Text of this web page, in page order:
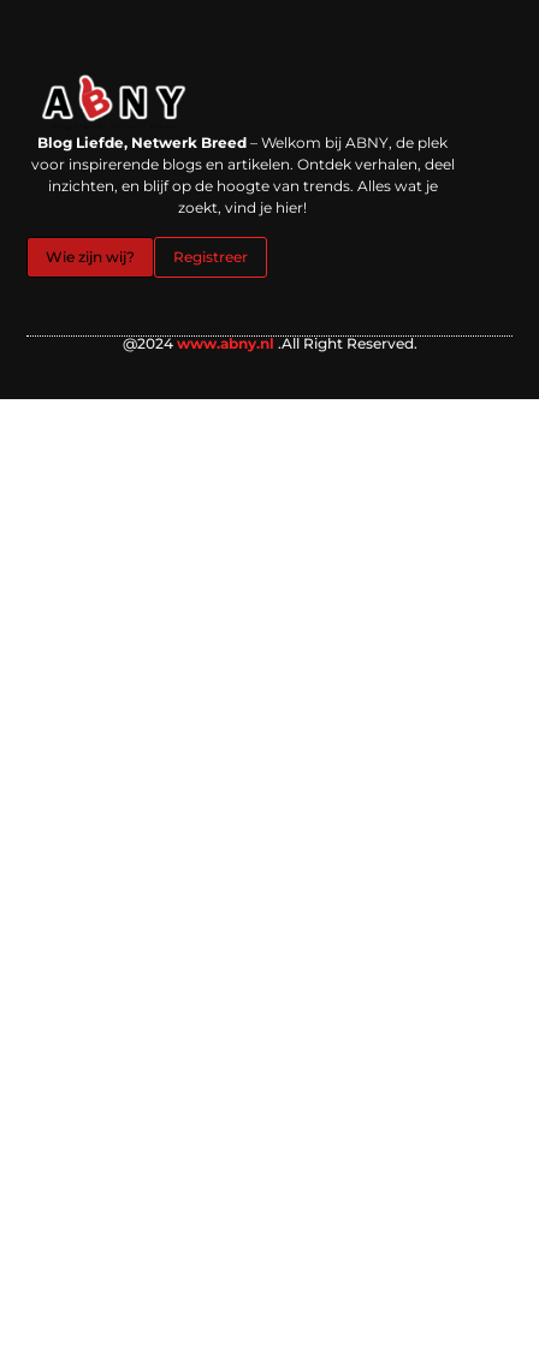
Blog Liefde, Netwerk Breed – Welkom bij ABNY, de plek
voor inspirerende blogs en artikelen. Ontdek verhalen, deel
inzichten, en blijf op de hoogte van trends. Alles wat je
zoekt, vind je hier!
Wie zijn wij? Registreer
@2024 www.abny.nl .All Right Reserved.